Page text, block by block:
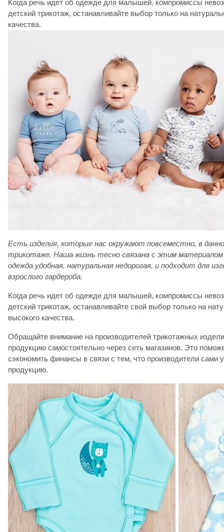
Когда речь идет об одежде для малышей, компромиссы
детский трикотаж, останавливайте выбор только на
качества.
Есть изделия, которые нас окружают повсеместно, в
трикотаже. Наша жизнь тесно связана с этим
одежда удобная, натуральная недорогая, и подходит для
взрослого гардероба.
Когда речь идет об одежде для малышей, компромиссы
детский трикотаж, останавливайте свой выбор только на
высокого качества.
Обращайте внимание на производителей трикотажных
продукцию самостоятельно через сеть магазинов. Это
сэкономить финансы в связи с тем, что производители сами
продукцию.